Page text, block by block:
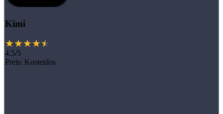
Kimi
4.5/5
Preis: Kostenlos